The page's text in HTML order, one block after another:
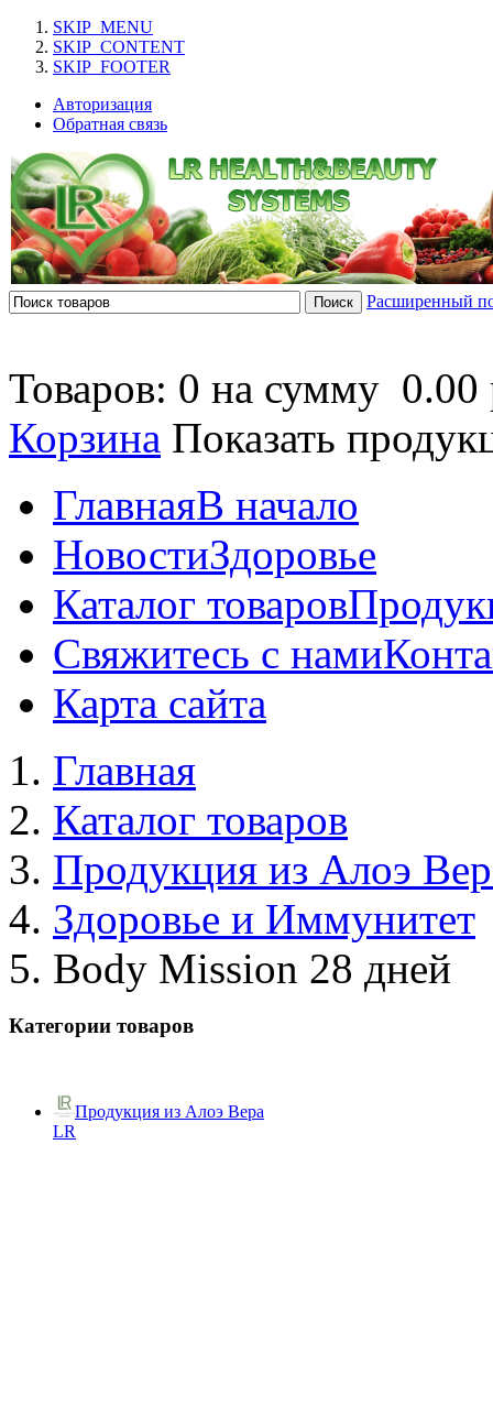
SKIP_MENU
SKIP_CONTENT
SKIP_FOOTER
Авторизация
Обратная связь
Расширенный
Товаров: 0 на сумму 0.00
Корзина Показать
ГлавнаяВ начало
НовостиЗдоровье
Каталог товаров
Свяжитесь с нами
Карта сайта
Главная
Каталог товаров
Продукция из Алоэ
Здоровье и Иммунитет
Body Mission 28 дней
Категории товаров
Продукция из Алоэ Вера
LR